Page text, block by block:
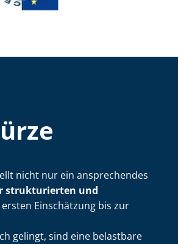
nicht nur ein ansprechendes
strukturierten und
Einschätzung bis zur
gelingt, sind eine belastbare